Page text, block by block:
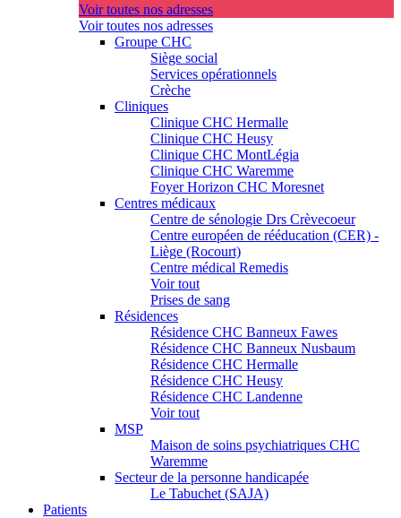
Voir toutes nos adresses
Voir toutes nos adresses
Groupe CHC
Siège social
Services opérationnels
Crèche
Cliniques
Clinique CHC Hermalle
Clinique CHC Heusy
Clinique CHC MontLégia
Clinique CHC Waremme
Foyer Horizon CHC Moresnet
Centres médicaux
Centre de sénologie Drs Crèvecoeur
Centre européen de rééducation (CER) -
Liège (Rocourt)
Centre médical Remedis
Voir tout
Prises de sang
Résidences
Résidence CHC Banneux Fawes
Résidence CHC Banneux Nusbaum
Résidence CHC Hermalle
Résidence CHC Heusy
Résidence CHC Landenne
Voir tout
MSP
Maison de soins psychiatriques CHC
Waremme
Secteur de la personne handicapée
Le Tabuchet (SAJA)
Patients